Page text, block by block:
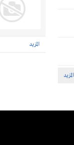
المزيد
المزيد